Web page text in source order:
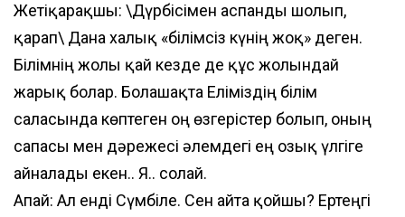
Жетіқарақшы: \Дүрбісімен аспанды шолып,
қарап\ Дана халық «білімсіз күнің жоқ» деген.
Білімнің жолы қай кезде де құс жолындай
жарық болар. Болашақта Еліміздің білім
саласында көптеген оң өзгерістер болып, оның
сапасы мен дәрежесі әлемдегі ең озық үлгіге
айналады екен.. Я.. солай.
Апай: Ал енді Сүмбіле. Сен айта қойшы? Ертеңгі